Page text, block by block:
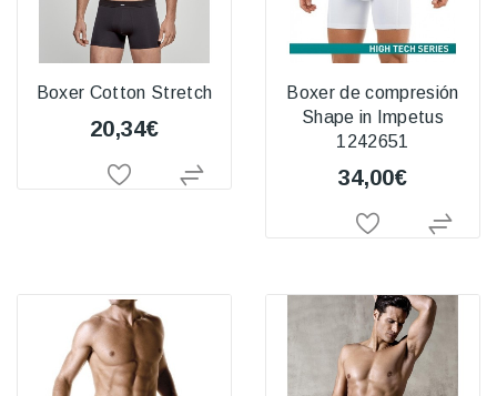
Boxer Cotton Stretch
20,34€
Boxer de compresión
Shape in Impetus
1242651
34,00€